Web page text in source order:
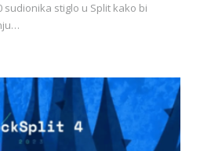
sudionika stiglo u Split kako bi